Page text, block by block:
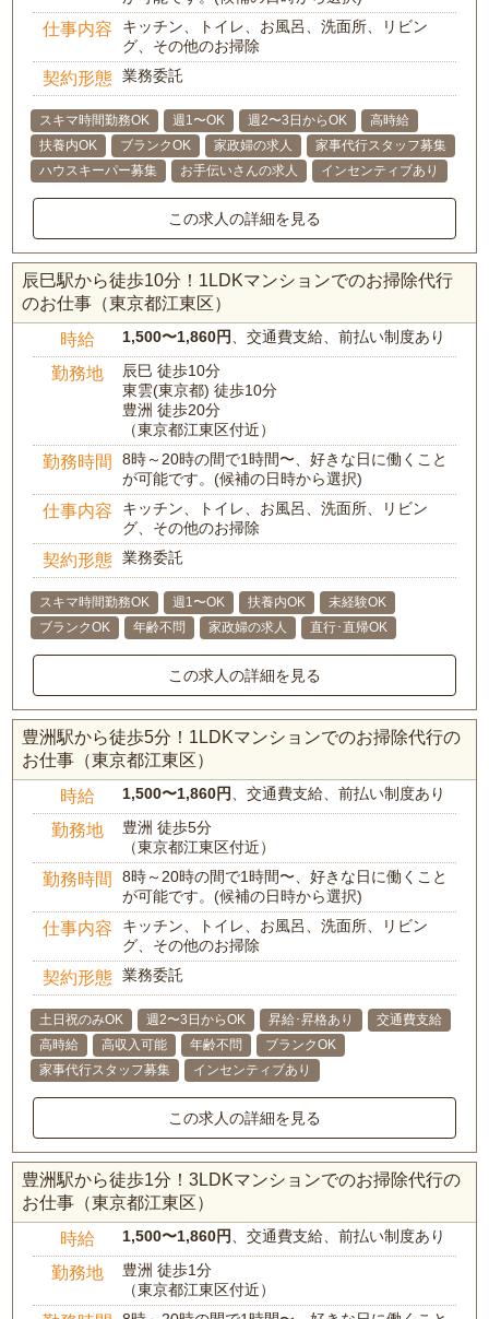
仕事内容
キッチン、トイレ、お風呂、洗面所、リビン
グ、その他のお掃除
契約形態 業務委託
スキマ時間勤務OK 週1〜OK 週2〜3日からOK
高時給
扶養内OK
ブランクOK 家政婦の求人
家事代行スタッフ募集
ハウスキーパー募集
お手伝いさんの求人 インセンティブあり
この求人の詳細を見る
辰巳駅から徒歩10分！1LDKマンションでのお掃除代行
のお仕事（東京都江東区）
時給 1,500〜1,860円、交通費支給、前払い制度あり
勤務地
辰巳 徒歩10分
東雲(東京都) 徒歩10分
豊洲 徒歩20分
（東京都江東区付近）
勤務時間
8時～20時の間で1時間〜、好きな日に働くこと
が可能です。(候補の日時から選択)
仕事内容
キッチン、トイレ、お風呂、洗面所、リビン
グ、その他のお掃除
契約形態 業務委託
スキマ時間勤務OK 週1〜OK 扶養内OK
未経験OK
ブランクOK
年齢不問 家政婦の求人 直行･直帰OK
この求人の詳細を見る
豊洲駅から徒歩5分！1LDKマンションでのお掃除代行の
お仕事（東京都江東区）
時給 1,500〜1,860円、交通費支給、前払い制度あり
勤務地
豊洲 徒歩5分
（東京都江東区付近）
勤務時間
8時～20時の間で1時間〜、好きな日に働くこと
が可能です。(候補の日時から選択)
仕事内容
キッチン、トイレ、お風呂、洗面所、リビン
グ、その他のお掃除
契約形態 業務委託
土日祝のみOK 週2〜3日からOK 昇給･昇格あり
交通費支給
高時給
高収入可能 年齢不問
ブランクOK
家事代行スタッフ募集
インセンティブあり
この求人の詳細を見る
豊洲駅から徒歩1分！3LDKマンションでのお掃除代行の
お仕事（東京都江東区）
時給 1,500〜1,860円、交通費支給、前払い制度あり
勤務地
豊洲 徒歩1分
（東京都江東区付近）